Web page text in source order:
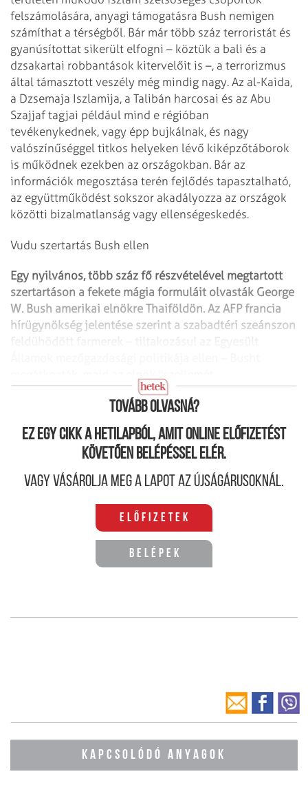
felszámolására, anyagi támogatásra Bush nemigen
számíthat a térségből. Bár már több száz terroristát és
gyanúsítottat sikerült elfogni – köztük a bali és a
dzsakartai robbantások kitervelőit is –, a terrorizmus
által támasztott veszély még mindig nagy. Az al-Kaida,
a Dzsemaja Iszlamija, a Talibán harcosai és az Abu
Szajjaf tagjai például mind e régióban
tevékenykednek, vagy épp bujkálnak, és nagy
valószínűséggel titkos helyeken lévő kiképzőtáborok
is működnek ezekben az országokban. Bár az
információk megosztása terén fejlődés tapasztalható,
az együttműködést sokszor akadályozza az országok
közötti bizalmatlanság vagy ellenségeskedés.
Vudu szertartás Bush ellen
Egy nyilvános, több száz fő részvételével megtartott
szertartáson a fekete mágia formuláit olvasták George
W. Bush amerikai elnökre Thaiföldön. Az AFP francia
hírügynökség jelentése szerint a szabadtéri szeánszon
Tovább olvasná?
Ez egy cikk a hetilapból, amit online előfizetést
követően belépéssel elér.
Vagy vásárolja meg a lapot az újságárusoknál.
Előfizetek
Belépek
KAPCSOLÓDÓ ANYAGOK